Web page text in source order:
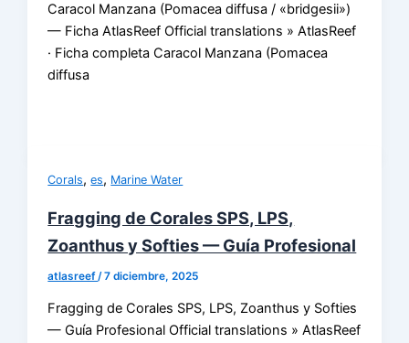
Caracol Manzana (Pomacea diffusa / «bridgesii»)
— Ficha AtlasReef Official translations » AtlasReef
· Ficha completa Caracol Manzana (Pomacea
diffusa
Corals,es, Marine Water
Fragging de Corales SPS, LPS,
Zoanthus y Softies — Guía Profesional
atlasreef/7 diciembre, 2025
Fragging de Corales SPS, LPS, Zoanthus y Softies
— Guía Profesional Official translations » AtlasReef